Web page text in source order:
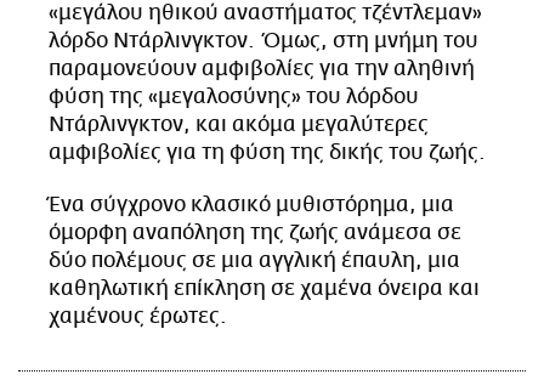
«μεγάλου ηθικού αναστήματος τζέντλεμαν»
λόρδο Ντάρλινγκτον. Όμως, στη μνήμη του
παραμονεύουν αμφιβολίες για την αληθινή
φύση της «μεγαλοσύνης» του λόρδου
Ντάρλινγκτον, και ακόμα μεγαλύτερες
αμφιβολίες για τη φύση της δικής του ζωής.
Ένα σύγχρονο κλασικό μυθιστόρημα, μια
όμορφη αναπόληση της ζωής ανάμεσα σε
δύο πολέμους σε μια αγγλική έπαυλη, μια
καθηλωτική επίκληση σε χαμένα όνειρα και
χαμένους έρωτες.